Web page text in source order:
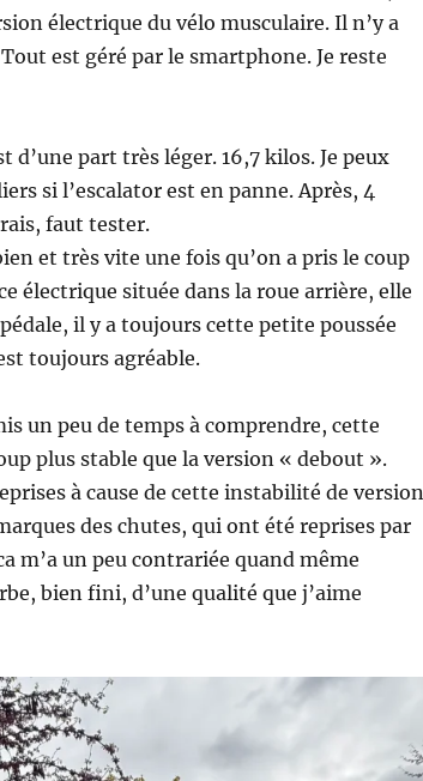
électrique du vélo musculaire. Il n’y a
est géré par le smartphone. Je reste
d’une part très léger. 16,7 kilos. Je peux
si l’escalator est en panne. Après, 4
faut tester.
et très vite une fois qu’on a pris le coup
électrique située dans la roue arrière, elle
il y a toujours cette petite poussée
toujours agréable.
un peu de temps à comprendre, cette
plus stable que la version « debout ».
à cause de cette instabilité de version
des chutes, qui ont été reprises par
m’a un peu contrariée quand même
bien fini, d’une qualité que j’aime